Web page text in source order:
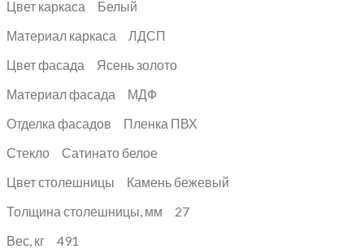
Цвет каркаса Белый
Материал каркаса ЛДСП
Цвет фасада Ясень золото
Материал фасада МДФ
Отделка фасадов Пленка ПВХ
Стекло Сатинато белое
Цвет столешницы Камень бежевый
Толщина столешницы, мм 27
Вес, кг 491